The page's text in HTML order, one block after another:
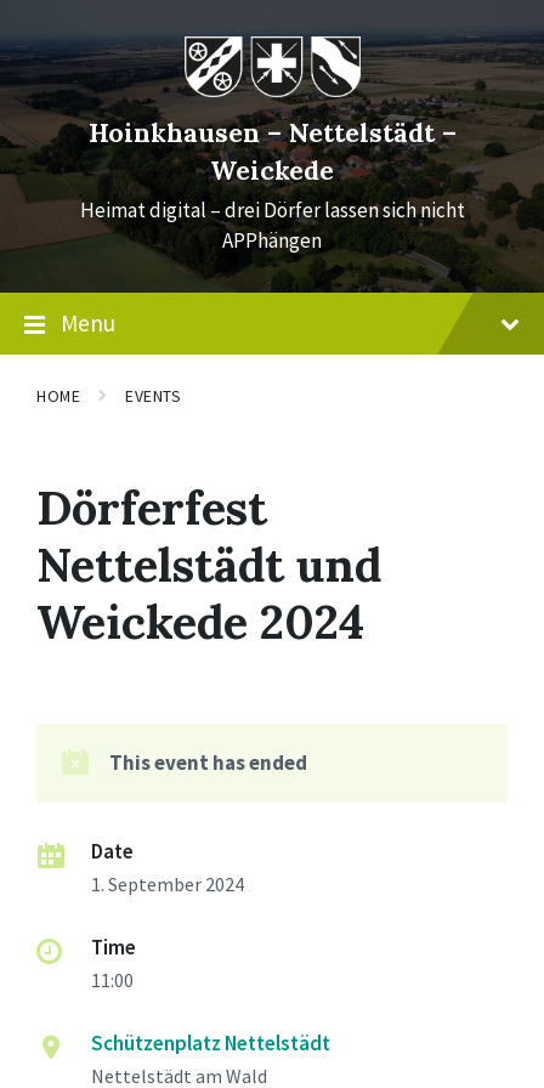
content
main
navigation
footer
Hoinkhausen – Nettelstädt –
Weickede
Heimat digital – drei Dörfer lassen sich nicht
APPhängen
Menu
HOME EVENTS
Dörferfest
Nettelstädt und
Weickede 2024
This event has ended
Date
1. September 2024
Time
11:00
Schützenplatz Nettelstädt
Nettelstädt am Wald